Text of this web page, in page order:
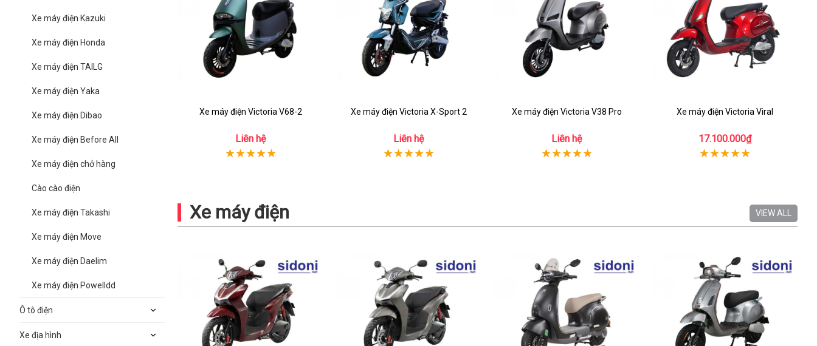
Xe máy điện Victoria V68-2
Liên hệ
Xe máy điện Victoria X-Sport 2
Liên hệ
Xe máy điện Victoria V38 Pro
Liên hệ
Xe máy điện Victoria Viral
17.100.000₫
Xe máy điện VIEW ALL
Xe máy điện Kazuki
Xe máy điện Honda
Xe máy điện TAILG
Xe máy điện Yaka
Xe máy điện Dibao
Xe máy điện Before All
Xe máy điện chở hàng
Cào cào điện
Xe máy điện Takashi
Xe máy điện Move
Xe máy điện Daelim
Xe máy điện Powelldd
Ô tô điện
Xe địa hình